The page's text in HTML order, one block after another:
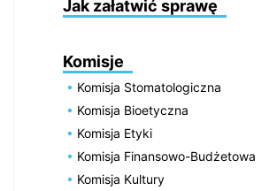
Jak załatwić sprawę
Komisje
Komisja Stomatologiczna
Komisja Bioetyczna
Komisja Etyki
Komisja Finansowo-Budżetowa
Komisja Kultury